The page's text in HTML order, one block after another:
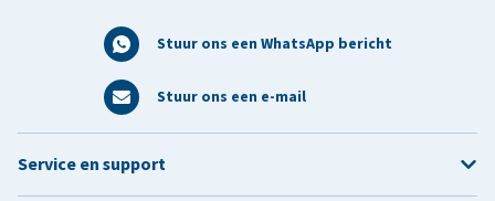
Stuur ons een WhatsApp bericht
Stuur ons een e-mail
Service en support